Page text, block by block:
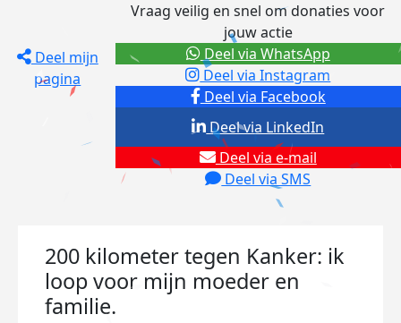
Deel mijn
pagina
Vraag veilig en snel om donaties voor
jouw actie
Deel via Facebook
Deel via Instagram
Deel via e-mail
Deel via SMS
Deel via LinkedIn
Deel via WhatsApp
200 kilometer tegen Kanker: ik
loop voor mijn moeder en
familie.